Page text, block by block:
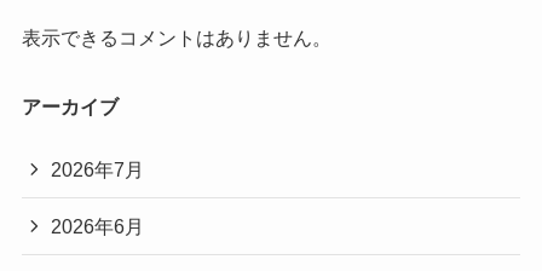
表示できるコメントはありません。
アーカイブ
2026年7月
2026年6月